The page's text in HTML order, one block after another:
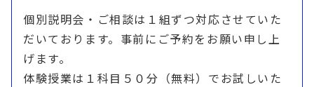
個別説明会・ご相談は１組ずつ対応させていた
だいております。事前にご予約をお願い申し上
げます。
体験授業は１科目５０分（無料）でお試しいた